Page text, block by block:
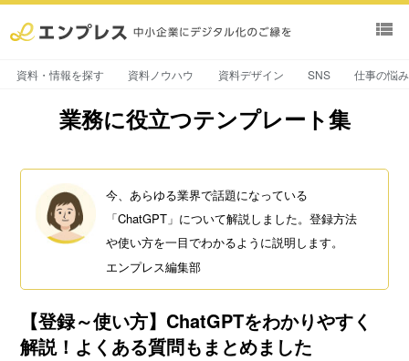
view_list
資料・情報を探す 資料ノウハウ 資料デザイン SNS 仕事の悩
業務に役立つテンプレート集
今、あらゆる業界で話題になっている
「ChatGPT」について解説しました。登録方法
や使い方を一目でわかるように説明します。
エンプレス編集部
【登録～使い方】ChatGPTをわかりやすく
解説！よくある質問もまとめました